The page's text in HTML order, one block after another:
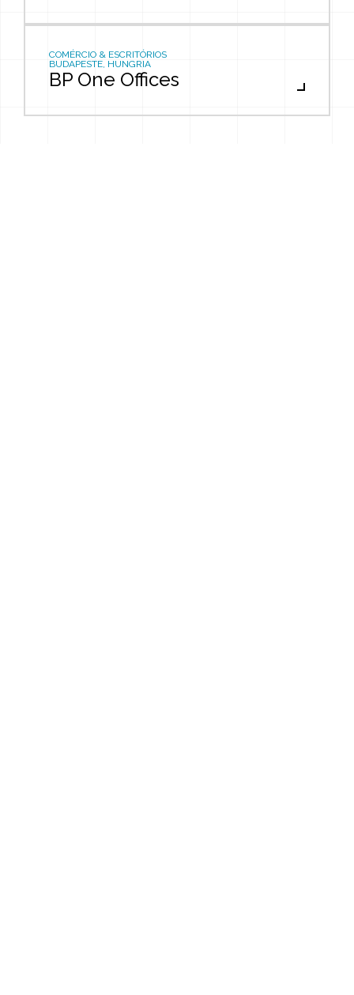
COMÉRCIO & ESCRITÓRIOS
BUDAPESTE, HUNGRIA
BP One Offices
Aviso de Privacidade
© 2026 Grupo Confrasilvas